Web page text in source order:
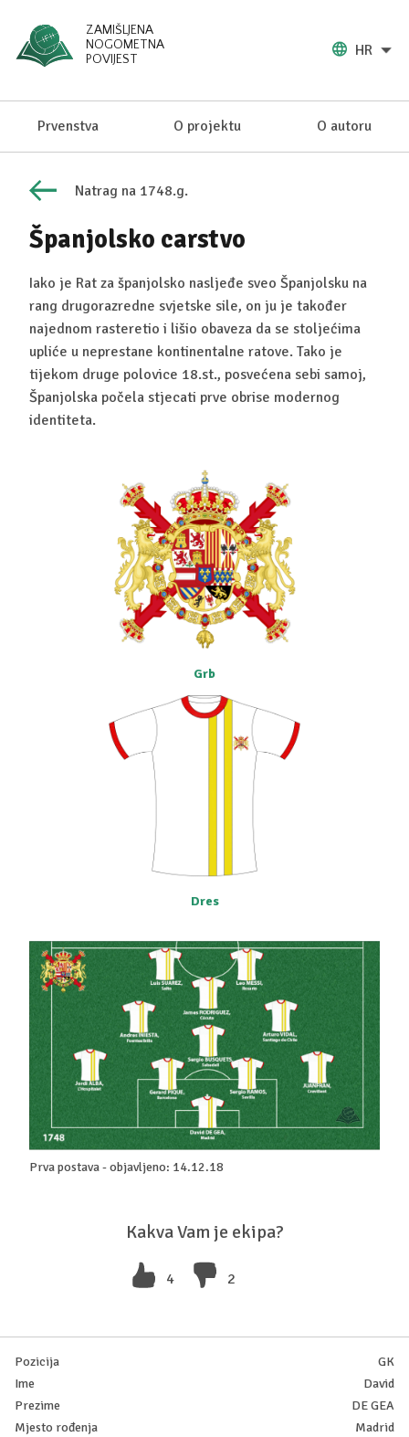
ZAMIŠLJENA
NOGOMETNA
POVIJEST
HR
Prvenstva O projektu O autoru
Natrag na 1748.g.
Španjolsko carstvo
Iako je Rat za španjolsko nasljeđe sveo Španjolsku na
rang drugorazredne svjetske sile, on ju je također
najednom rasteretio i lišio obaveza da se stoljećima
upliće u neprestane kontinentalne ratove. Tako je
tijekom druge polovice 18.st., posvećena sebi samoj,
Španjolska počela stjecati prve obrise modernog
identiteta.
Grb
Dres
Kakva Vam je ekipa?
4 2
Prva postava - objavljeno: 14.12.18
GK
David
DE GEA
Madrid